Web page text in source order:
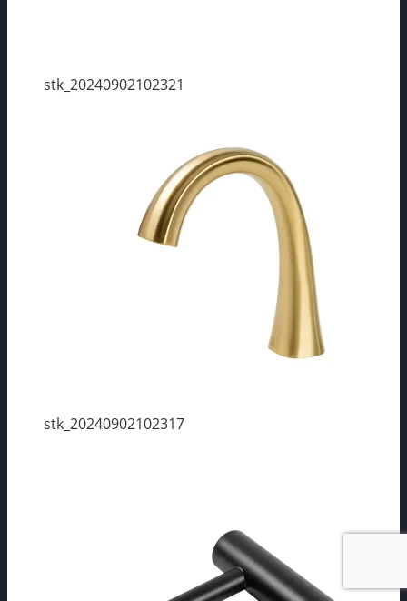
stk_20240902102321
stk_20240902102317